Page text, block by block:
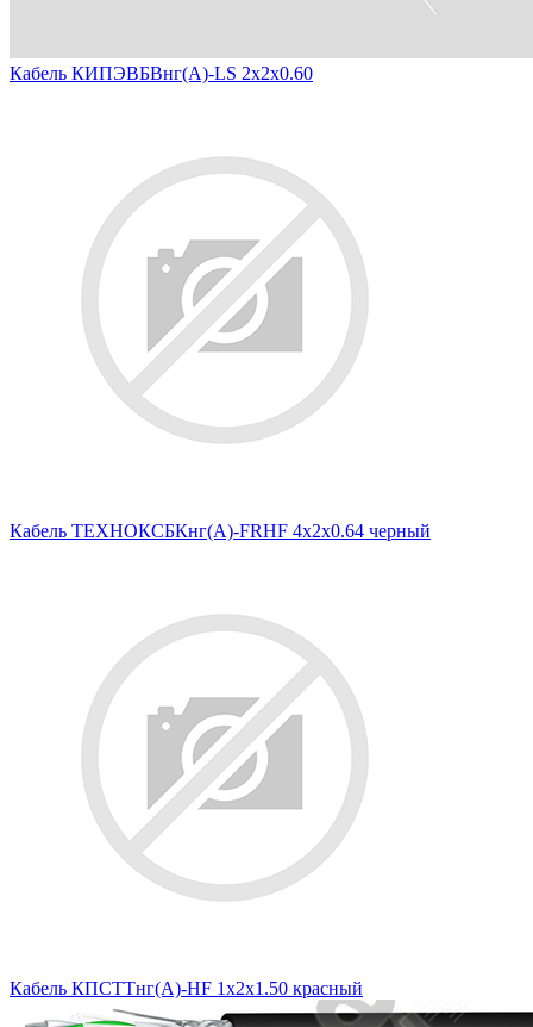
Кабель КИПЭВБВнг(А)-LS 2х2х0.60
Кабель ТЕХНОКСБКнг(А)-FRHF 4х2х0.64 черный
Кабель КПСТТнг(А)-HF 1х2х1.50 красный